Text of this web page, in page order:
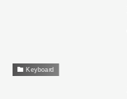
Keyboard